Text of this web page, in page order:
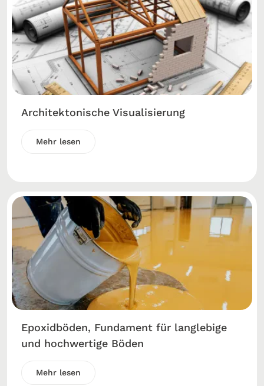
Architektonische Visualisierung
Mehr lesen
Epoxidböden, Fundament für langlebige
und hochwertige Böden
Mehr lesen